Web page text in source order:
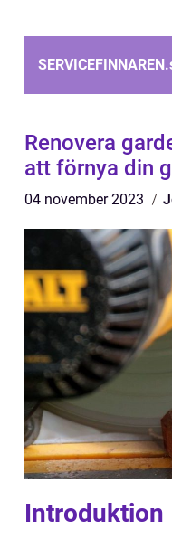
SERVICEFINNAREN.
Renovera
att förnya din
04 november 2023
Introduktion